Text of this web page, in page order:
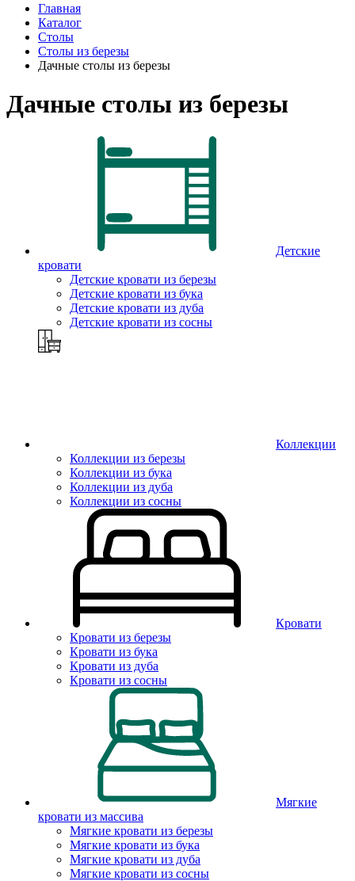
Главная
Каталог
Столы
Столы из березы
Дачные столы из березы
Дачные столы из березы
Детские
кровати
Детские кровати из березы
Детские кровати из бука
Детские кровати из дуба
Детские кровати из сосны
Коллекции
Коллекции из березы
Коллекции из бука
Коллекции из дуба
Коллекции из сосны
Кровати
Кровати из березы
Кровати из бука
Кровати из дуба
Кровати из сосны
Мягкие
кровати из массива
Мягкие кровати из березы
Мягкие кровати из бука
Мягкие кровати из дуба
Мягкие кровати из сосны